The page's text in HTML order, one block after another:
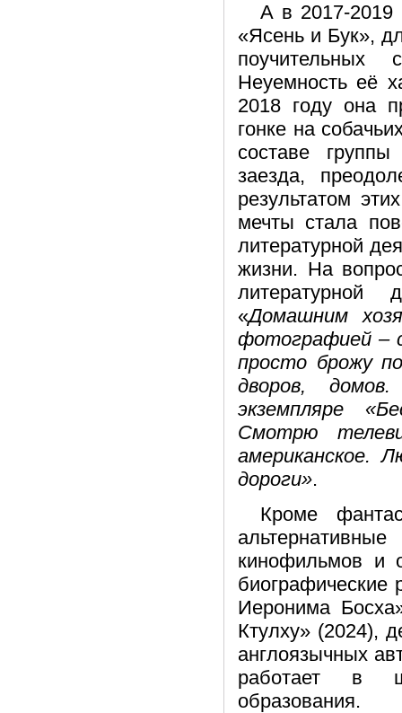
А в 2017-2019
«Ясень и Бук»,
Неуемность её
2018 году она
гонке на
составе
заезда,
результатом
мечты стала
литературной
жизни. На
литературной
«Домашним
фотографией –
просто брожу
дворов,
экземпляре
Смотрю
американское.
дороги».
Кроме
кинофильмов и
Иеронима
Ктулху» (2024),
англоязычных
работает в
образования.